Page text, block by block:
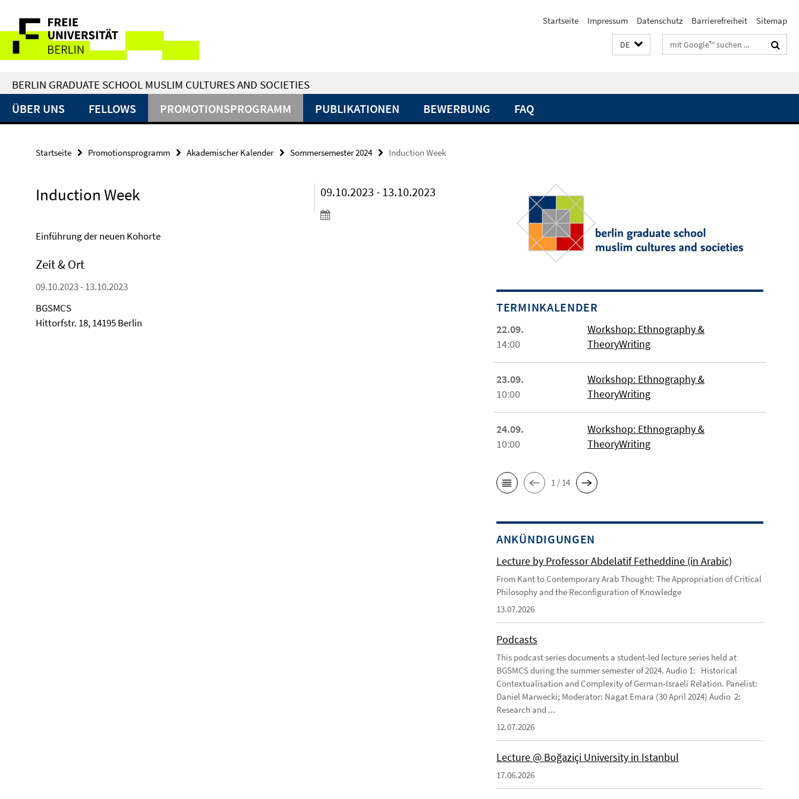
direkt
Inhalt
Service-
Navigation
Startseite Impressum Datenschutz Barrierefreiheit Sitemap
DE Suchbegriffe
BERLIN GRADUATE SCHOOL MUSLIM CULTURES AND SOCIETIES
ÜBER UNS FELLOWS PROMOTIONSPROGRAMM PUBLIKATIONEN BEWERBUNG FAQ
Startseite Promotionsprogramm Akademischer Kalender Sommersemester 2024 Induction Week
Induction Week 09.10.2023 - 13.10.2023
Einführung der neuen Kohorte
Zeit & Ort
09.10.2023 - 13.10.2023
BGSMCS
Hittorfstr. 18, 14195 Berlin
TERMINKALENDER
22.09.
14:00
Workshop: Ethnography &
TheoryWriting
23.09.
10:00
Workshop: Ethnography &
TheoryWriting
24.09.
10:00
Workshop: Ethnography &
TheoryWriting
1 / 14
ANKÜNDIGUNGEN
Lecture by Professor Abdelatif Fetheddine (in Arabic)
From Kant to Contemporary Arab Thought: The Appropriation of Critical
Philosophy and the Reconfiguration of Knowledge
13.07.2026
Podcasts
This podcast series documents a student-led lecture series held at
BGSMCS during the summer semester of 2024. Audio 1: Historical
Contextualisation and Complexity of German-Israeli Relation. Panelist:
Daniel Marwecki; Moderator: Nagat Emara (30 April 2024) Audio 2:
Research and ...
12.07.2026
Lecture @ Boğaziçi University in Istanbul
17.06.2026